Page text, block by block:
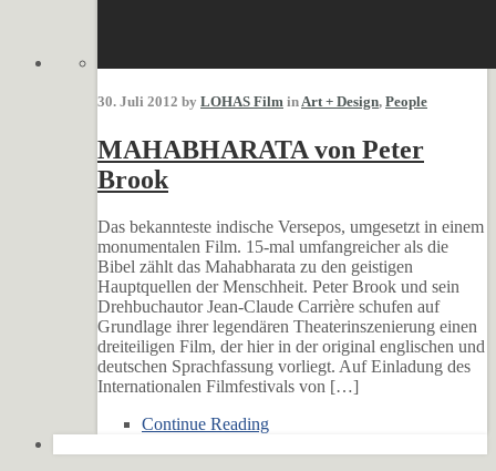
30. Juli 2012 by LOHAS Film inArt + Design, People
MAHABHARATA von Peter
Brook
Das bekannteste indische Versepos, umgesetzt in einem
monumentalen Film. 15-mal umfangreicher als die
Bibel zählt das Mahabharata zu den geistigen
Hauptquellen der Menschheit. Peter Brook und sein
Drehbuchautor Jean-Claude Carrière schufen auf
Grundlage ihrer legendären Theaterinszenierung einen
dreiteiligen Film, der hier in der original englischen und
deutschen Sprachfassung vorliegt. Auf Einladung des
Internationalen Filmfestivals von […]
Continue Reading